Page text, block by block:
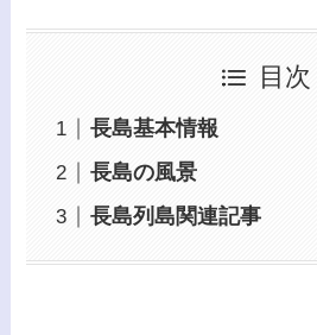
目次
長島基本情報
長島の風景
長島列島関連記事